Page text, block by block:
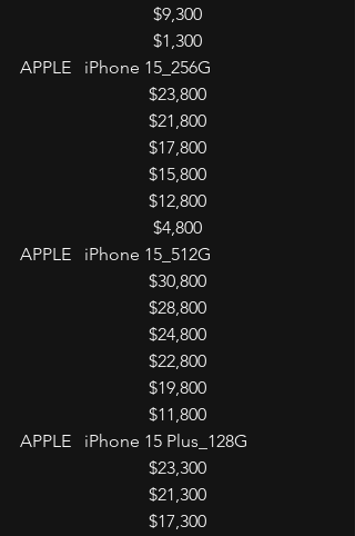
$9,300
$1,300
APPLE   iPhone 15_256G
$23,800
$21,800
$17,800
$15,800
$12,800
$4,800
APPLE   iPhone 15_512G
$30,800
$28,800
$24,800
$22,800
$19,800
$11,800
APPLE   iPhone 15 Plus_128G
$23,300
$21,300
$17,300